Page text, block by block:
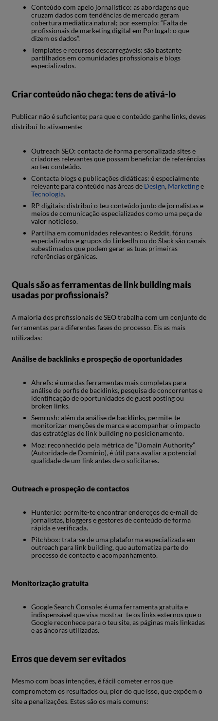
Conteúdo com apelo jornalístico: as abordagens que
cruzam dados com tendências de mercado geram
cobertura mediática natural; por exemplo: “Falta de
profissionais de marketing digital em Portugal: o que
dizem os dados”.
Templates e recursos descarregáveis: são bastante
partilhados em comunidades profissionais e blogs
especializados.
Criar conteúdo não chega: tens de ativá-lo
Publicar não é suficiente; para que o conteúdo ganhe links, deves
distribuí-lo ativamente:
Outreach SEO: contacta de forma personalizada sites e
criadores relevantes que possam beneficiar de referências
ao teu conteúdo.
Contacta blogs e publicações didáticas: é especialmente
relevante para conteúdo nas áreas de Design, Marketinge
Tecnologia.
RP digitais: distribui o teu conteúdo junto de jornalistas e
meios de comunicação especializados como uma peça de
valor noticioso.
Partilha em comunidades relevantes: o Reddit, fóruns
especializados e grupos do LinkedIn ou do Slack são canais
subestimados que podem gerar as tuas primeiras
referências orgânicas.
Quais são as ferramentas de link building mais
usadas por profissionais?
A maioria dos profissionais de SEO trabalha com um conjunto de
ferramentas para diferentes fases do processo. Eis as mais
utilizadas:
Análise de backlinks e prospeção de oportunidades
Ahrefs: é uma das ferramentas mais completas para
análise de perfis de backlinks, pesquisa de concorrentes e
identificação de oportunidades de guest posting ou
broken links.
Semrush: além da análise de backlinks, permite-te
monitorizar menções de marca e acompanhar o impacto
das estratégias de link building no posicionamento.
Moz: reconhecido pela métrica de “Domain Authority”
(Autoridade de Domínio), é útil para avaliar a potencial
qualidade de um link antes de o solicitares.
Outreach e prospeção de contactos
Hunter.io: permite-te encontrar endereços de e-mail de
jornalistas, bloggers e gestores de conteúdo de forma
rápida e verificada.
Pitchbox: trata-se de uma plataforma especializada em
outreach para link building, que automatiza parte do
processo de contacto e acompanhamento.
Monitorização gratuita
Google Search Console: é uma ferramenta gratuita e
indispensável que visa mostrar-te os links externos que o
Google reconhece para o teu site, as páginas mais linkadas
e as âncoras utilizadas.
Erros que devem ser evitados
Mesmo com boas intenções, é fácil cometer erros que
comprometem os resultados ou, pior do que isso, que expõem o
site a penalizações. Estes são os mais comuns: